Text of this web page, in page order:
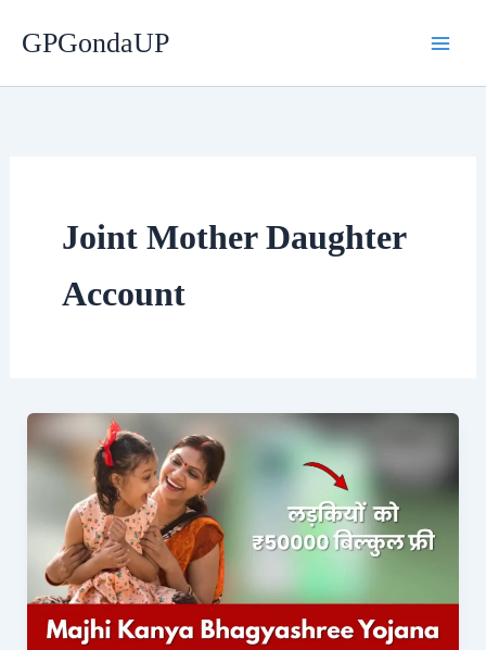
GPGondaUP
Joint Mother Daughter
Account